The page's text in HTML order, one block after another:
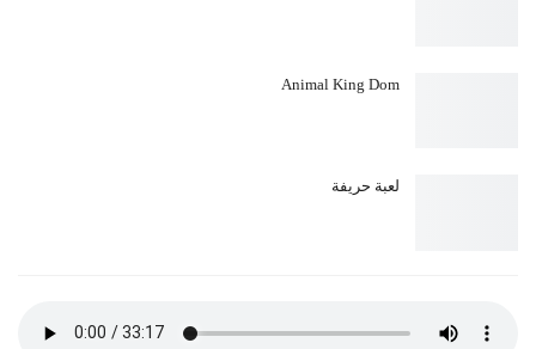
Animal King Dom
لعبة حريفة